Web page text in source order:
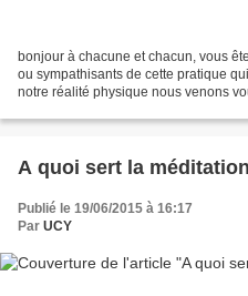
bonjour à chacune et chacun, vous
ou sympathisants de cette pratique
notre réalité physique nous venons
A quoi sert la
Publié le 19/06/2015 à 16:17
Par UCY